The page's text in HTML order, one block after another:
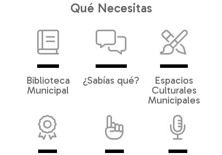
Qué Necesitas
Biblioteca
Municipal
¿Sabías qué?
Espacios
Culturales
Municipales